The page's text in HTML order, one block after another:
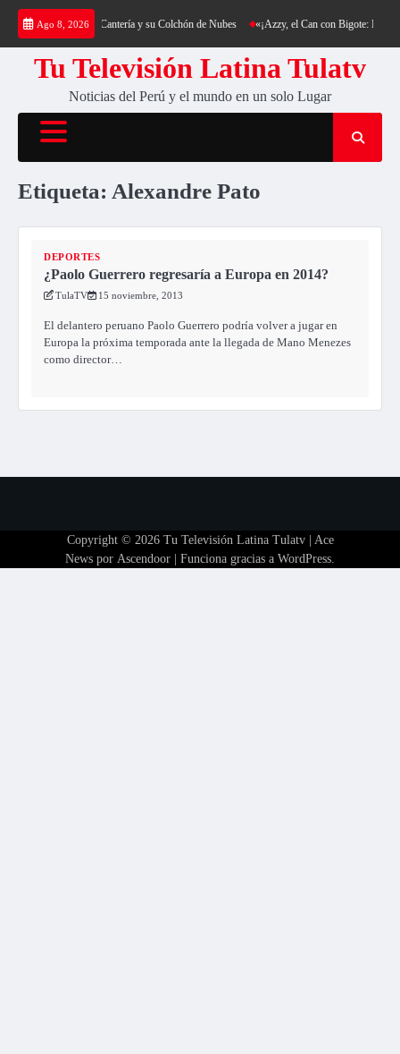
Saltar
contenido
Ago 8, 2026
Trekking al Cerro Cantería y su Colchón de Nubes «¡Azzy, el Can con Bigote: La
Tu Televisión Latina Tulatv
Noticias del Perú y el mundo en un solo Lugar
Etiqueta: Alexandre Pato
DEPORTES
¿Paolo Guerrero regresaría a Europa en 2014?
TulaTV 15 noviembre, 2013
El delantero peruano Paolo Guerrero podría volver a jugar en
Europa la próxima temporada ante la llegada de Mano Menezes
como director…
Copyright © 2026 Tu Televisión Latina Tulatv| Ace
News por Ascendoor | Funciona gracias a WordPress.